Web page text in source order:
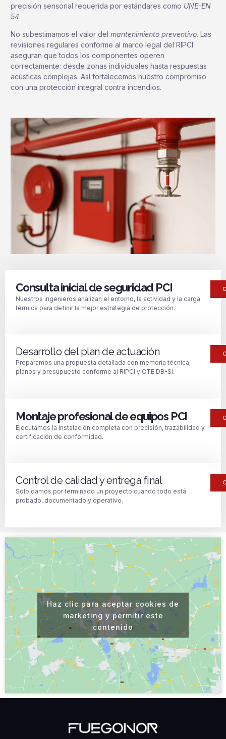
precisión sensorial requerida por estándares como UNE-EN
54.
No subestimamos el valor del mantenimiento preventivo. Las
revisiones regulares conforme al marco legal del RIPCI
aseguran que todos los componentes operen
correctamente: desde zonas individuales hasta respuestas
acústicas complejas. Así fortalecemos nuestro compromiso
con una protección integral contra incendios.
Consulta inicial de seguridad PCI
Nuestros ingenieros analizan el entorno, la actividad y la carga
térmica para definir la mejor estrategia de protección.
Desarrollo del plan de actuación
Preparamos una propuesta detallada con memoria técnica,
planos y presupuesto conforme al RIPCI y CTE DB-SI.
Montaje profesional de equipos PCI
Ejecutamos la instalación completa con precisión, trazabilidad y
certificación de conformidad.
Control de calidad y entrega final
Solo damos por terminado un proyecto cuando todo está
probado, documentado y operativo.
Haz clic para aceptar cookies de
marketing y permitir este
contenido